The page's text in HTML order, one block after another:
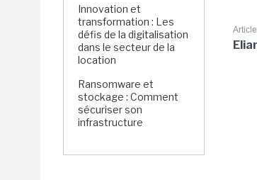
Innovation et
transformation : Les
défis de la digitalisation
dans le secteur de la
location
Ransomware et
stockage : Comment
sécuriser son
infrastructure